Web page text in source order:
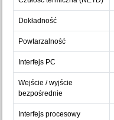
Dokładność
Powtarzalność
Interfejs PC
Wejście / wyjście
bezpośrednie
Interfejs procesowy